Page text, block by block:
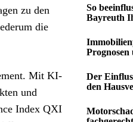
zu den
die
Mit KI-
und
Index QXI
So
Bayreuth
Der
den